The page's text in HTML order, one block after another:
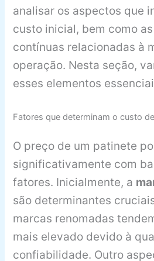
analisar os aspectos que
custo inicial, bem como
contínuas relacionadas à
operação. Nesta seção,
esses elementos
Fatores que determinam o custo
O preço de um patinete
significativamente com
fatores. Inicialmente, a
são determinantes
marcas renomadas
mais elevado devido à
confiabilidade. Outro